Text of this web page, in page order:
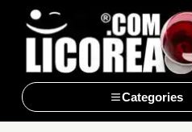
Categories